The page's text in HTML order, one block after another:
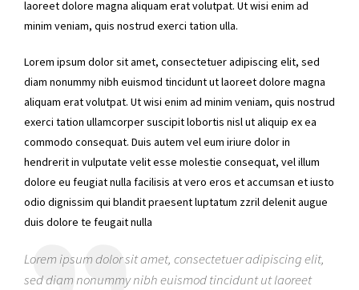
laoreet dolore magna aliquam erat volutpat. Ut wisi enim ad
minim veniam, quis nostrud exerci tation ulla.
Lorem ipsum dolor sit amet, consectetuer adipiscing elit, sed
diam nonummy nibh euismod tincidunt ut laoreet dolore magna
aliquam erat volutpat. Ut wisi enim ad minim veniam, quis nostrud
exerci tation ullamcorper suscipit lobortis nisl ut aliquip ex ea
commodo consequat. Duis autem vel eum iriure dolor in
hendrerit in vulputate velit esse molestie consequat, vel illum
dolore eu feugiat nulla facilisis at vero eros et accumsan et iusto
odio dignissim qui blandit praesent luptatum zzril delenit augue
duis dolore te feugait nulla
Lorem ipsum dolor sit amet, consectetuer adipiscing elit,
sed diam nonummy nibh euismod tincidunt ut laoreet